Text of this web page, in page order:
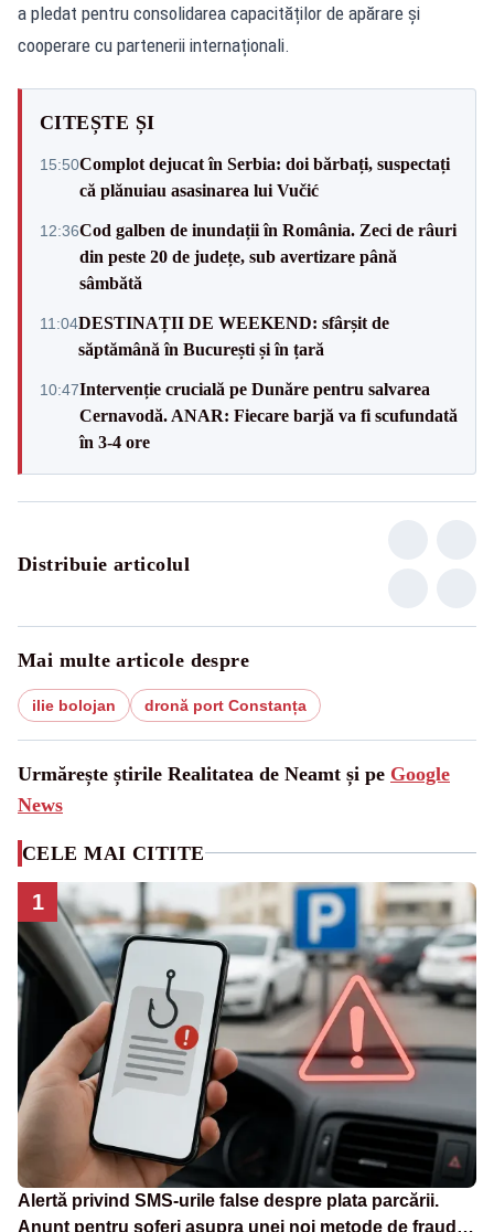
a pledat pentru consolidarea capacităților de apărare și
cooperare cu partenerii internaționali.
CITEȘTE ȘI
15:50Complot dejucat în Serbia: doi bărbați, suspectați
că plănuiau asasinarea lui Vučić
12:36Cod galben de inundații în România. Zeci de râuri
din peste 20 de județe, sub avertizare până
sâmbătă
11:04DESTINAȚII DE WEEKEND: sfârșit de
săptămână în București și în țară
10:47Intervenție crucială pe Dunăre pentru salvarea
Cernavodă. ANAR: Fiecare barjă va fi scufundată
în 3-4 ore
Distribuie articolul
Mai multe articole despre
ilie bolojan dronă port Constanța
Urmărește știrile Realitatea de Neamt și pe Google
News
CELE MAI CITITE
1
Alertă privind SMS-urile false despre plata parcării.
Anunț pentru șoferi asupra unei noi metode de fraudă